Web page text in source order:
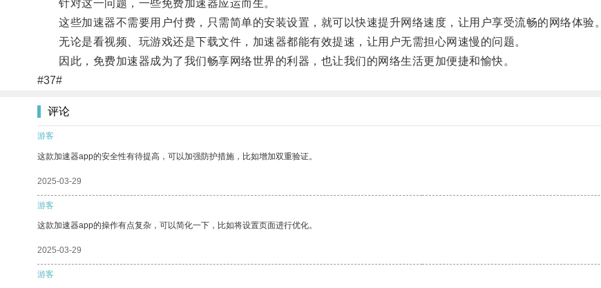
针对这一问题，一些免费加速器应运而生。
这些加速器不需要用户付费，只需简单的安装设置，就可以快速提升网络速度，让用户享受流畅的网络体验。
无论是看视频、玩游戏还是下载文件，加速器都能有效提速，让用户无需担心网速慢的问题。
因此，免费加速器成为了我们畅享网络世界的利器，也让我们的网络生活更加便捷和愉快。
#37#
评论
游客
这款加速器app的安全性有待提高，可以加强防护措施，比如增加双重验证。
2025-03-29
游客
这款加速器app的操作有点复杂，可以简化一下，比如将设置页面进行优化。
2025-03-29
游客